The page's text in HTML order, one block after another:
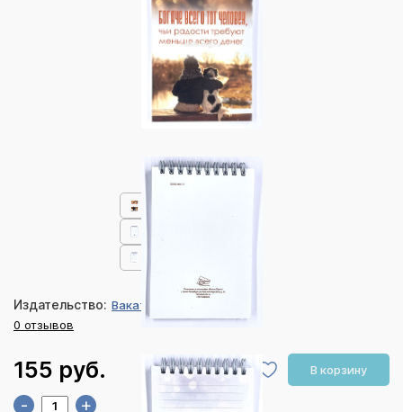
Издательство: Ваката
0 отзывов
155 руб. В корзину
- +